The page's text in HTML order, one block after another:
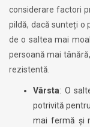
considerare factori
pildă, dacă sunteți o
de o saltea mai
persoană mai
rezistentă.
Vârsta: O
potrivită
mai fermă și